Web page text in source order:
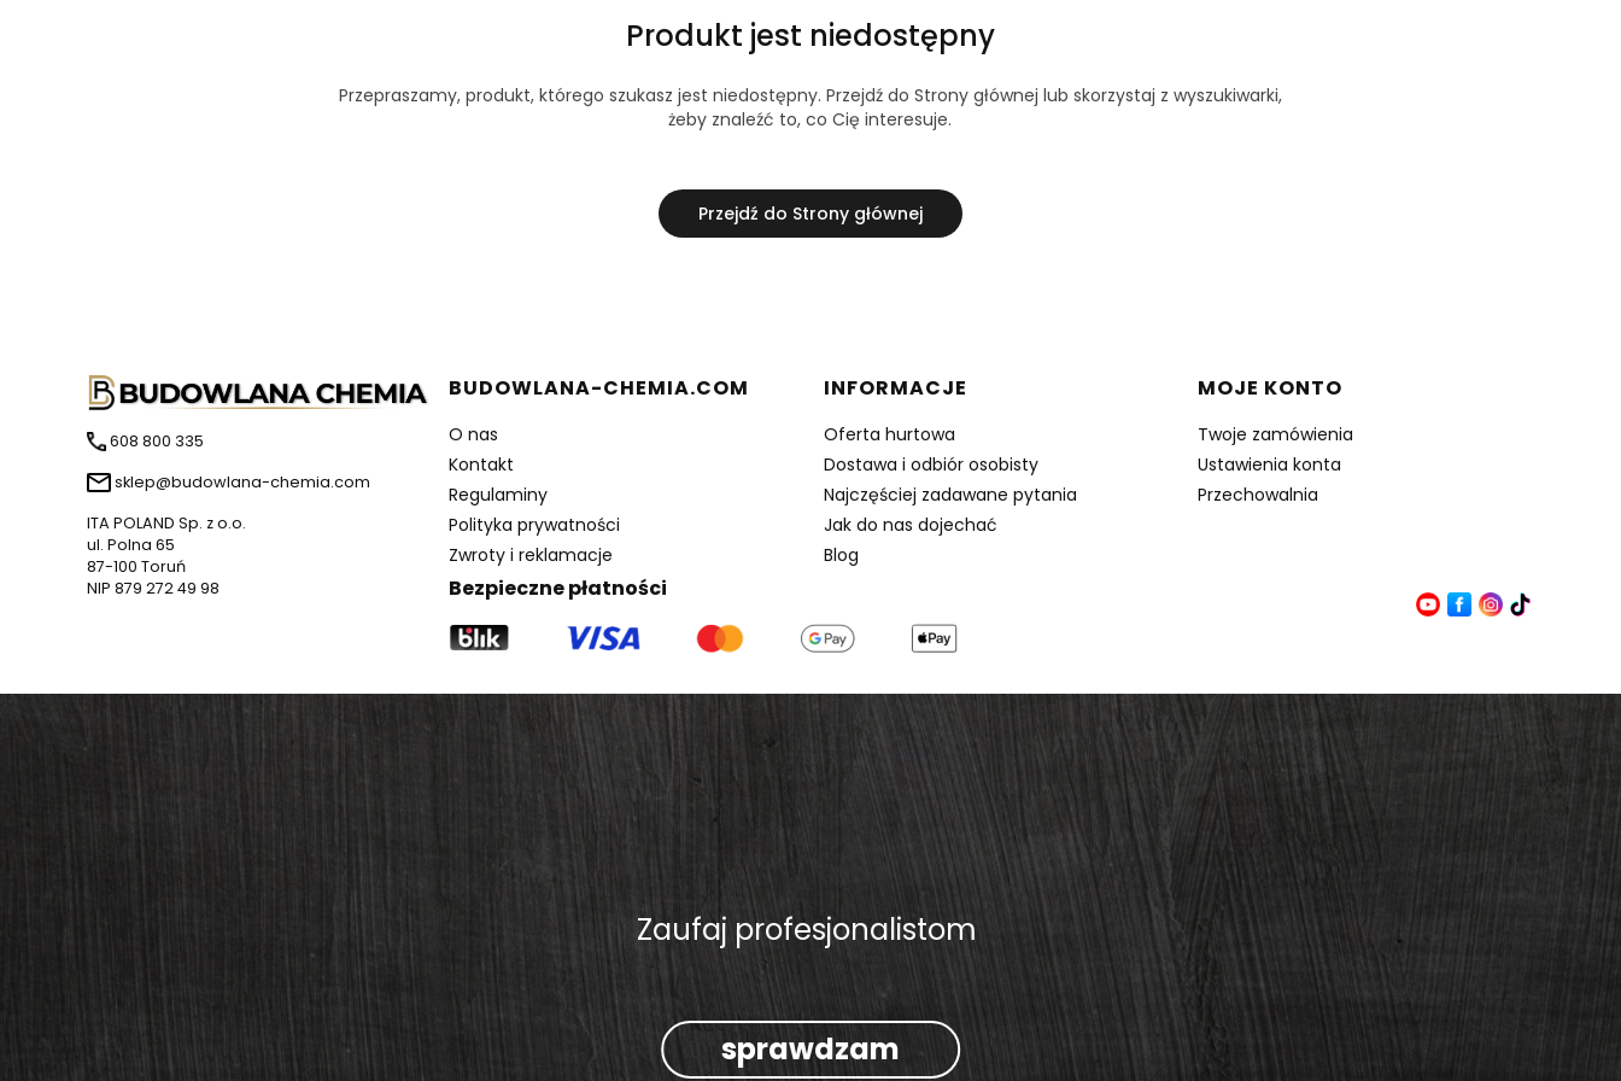
Produkt jest niedostępny
Przepraszamy, produkt, którego szukasz jest niedostępny. Przejdź do Strony głównej lub skorzystaj z wyszukiwarki,
żeby znaleźć to, co Cię interesuje.
Przejdź do Strony głównej
608 800 335
sklep@budowlana-chemia.com
ITA POLAND Sp. z o.o.
ul. Polna 65
87-100 Toruń
NIP 879 272 49 98
Linki w stopce
BUDOWLANA-CHEMIA.COM
O nas
Kontakt
Regulaminy
Polityka prywatności
Zwroty i reklamacje
INFORMACJE
Oferta hurtowa
Dostawa i odbiór osobisty
Najczęściej zadawane pytania
Jak do nas dojechać
Blog
MOJE KONTO
Twoje zamówienia
Ustawienia konta
Przechowalnia
Bezpieczne płatności
Zaufaj profesjonalistom
sprawdzam